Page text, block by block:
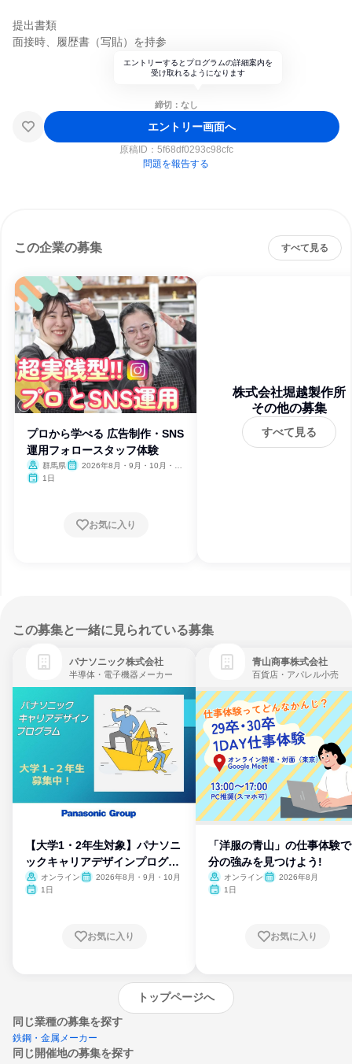
提出書類
面接時、履歴書（写貼）を持参
エントリーするとプログラムの詳細案内を
受け取れるようになります
締切：なし
エントリー画面へ
原稿ID： 5f68df0293c98cfc
問題を報告する
この企業の募集 すべて見る
プロから学べる 広告制作・SNS
運用フォロースタッフ体験
群馬県
2026年8月・9月・10月・11
1日
お気に入り
株式会社堀越製作所
その他の募集
すべて見る
この募集と一緒に見られている募集
パナソニック株式会社
半導体・電子機器メーカー
【大学1・2年生対象】パナソニ
ックキャリアデザインプログラ
ム
オンライン
2026年8月・9月・10月
1日
お気に入り
青山商事株式会社
百貨店・アパレル小売
「洋服の青山」の仕事体験
分の強みを見つけよう!
オンライン
2026年8月
1日
お気に入り
トップページへ
同じ業種の募集を探す
鉄鋼・金属メーカー
同じ開催地の募集を探す